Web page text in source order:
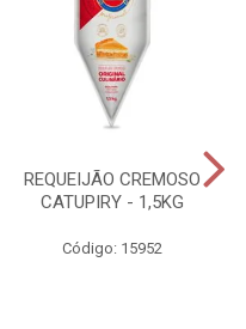
REQUEIJÃO CREMOSO
CATUPIRY - 1,5KG
Código: 15952